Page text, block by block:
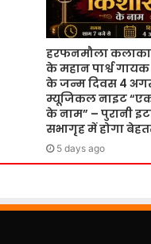
हरफनमौला
के महान पार्श्व
के जन्म दिवस 4
म्यूजिकल नाइट
के नाम” – पुरानी
सभागृह में होगा
5 days ago